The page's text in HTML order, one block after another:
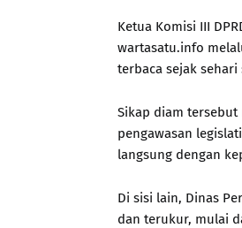
Ketua Komisi III
wartasatu.info
terbaca sejak sehari
Sikap diam
pengawasan
langsung dengan
Di sisi lain, Dinas
dan terukur, mulai